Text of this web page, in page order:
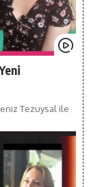
Tezuysal ile